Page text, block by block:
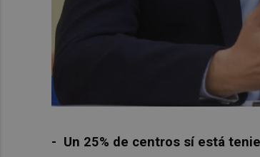
- Un 25% de centros sí está